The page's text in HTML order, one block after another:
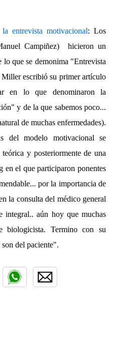
entrevista motivacional: Los
Campiñez) hicieron un
lo que se demonima "Entrevista
escribió su primer artículo
en lo que denominaron la
y de la que sabemos poco...
de muchas enfermedades).
del modelo motivacional se
y posteriormente de una
el que participaron ponentes
por la importancia de
la consulta del médico general
integral.. aún hoy que muchas
biologicista. Termino con su
del paciente".